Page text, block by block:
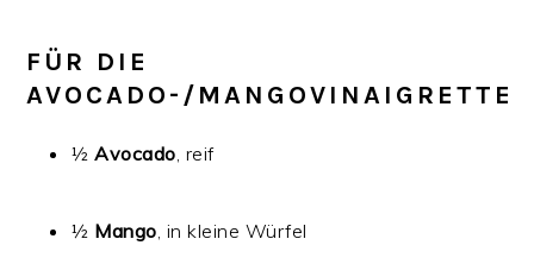
FÜR DIE
AVOCADO-/MANGOVINAIGRETTE
½Avocado , reif
½ Mango , in kleine Würfel